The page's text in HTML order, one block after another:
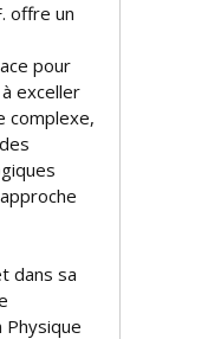
offre un
pour
exceller
complexe,
dans sa
Physique